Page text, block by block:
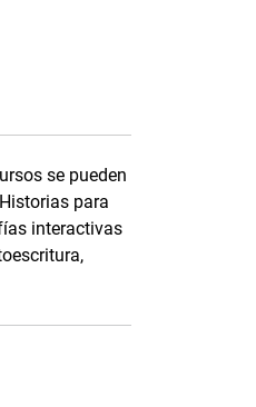
se pueden
para
interactivas